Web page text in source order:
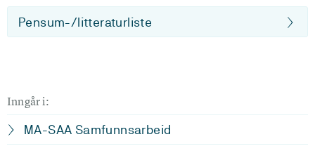
Pensum-/litteraturliste
Inngår i:
MA-SAA Samfunnsarbeid